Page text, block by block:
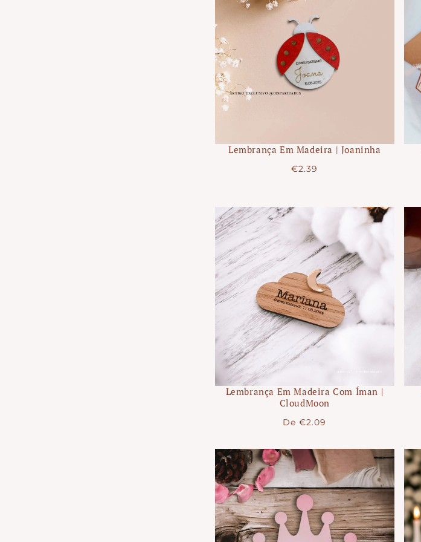
Ó
:
Lembrança Em Madeira | Joaninha
Precio
€2.39
Lembrança Em Madeira Com Íman |
CloudMoon
Precio
De€2.09